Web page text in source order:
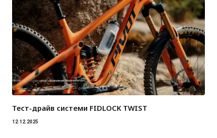
Тест-драйв системи FIDLOCK TWIST
12.12.2025